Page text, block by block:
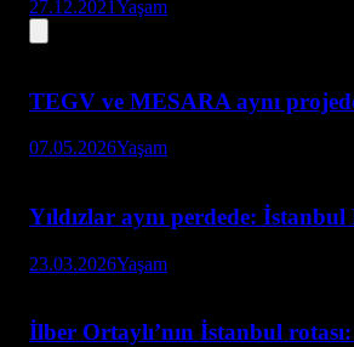
27.12.2021Yaşam
TEGV ve MESARA aynı
07.05.2026Yaşam
Yıldızlar aynı perdede:
23.03.2026Yaşam
İlber Ortaylı’nın İstanbul